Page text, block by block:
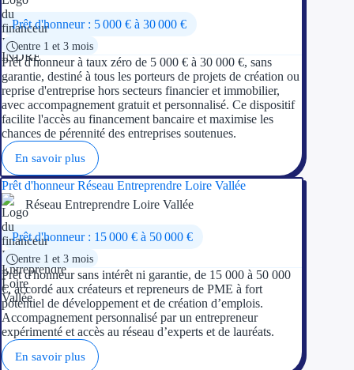
Prêt d'honneur : 5 000 € à 30 000 €
entre 1 et 3 mois
Prêt d'honneur à taux zéro de 5 000 € à 30 000 €, sans
garantie, destiné à tous les porteurs de projets de création ou
reprise d'entreprise hors secteurs financier et immobilier,
avec accompagnement gratuit et personnalisé. Ce dispositif
facilite l'accès au financement bancaire et maximise les
chances de pérennité des entreprises soutenues.
En savoir plus
Prêt d'honneur Réseau Entreprendre Loire Vallée
Réseau Entreprendre Loire Vallée
Prêt d'honneur : 15 000 € à 50 000 €
entre 1 et 3 mois
Prêt d'honneur sans intérêt ni garantie, de 15 000 à 50 000
€, accordé aux créateurs et repreneurs de PME à fort
potentiel de développement et de création d’emplois.
Accompagnement personnalisé par un entrepreneur
expérimenté et accès au réseau d’experts et de lauréats.
En savoir plus